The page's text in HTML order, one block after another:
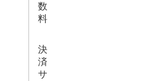
数
料
決
済
サ